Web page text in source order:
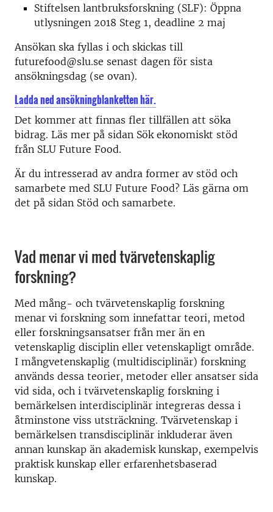
Stiftelsen lantbruksforskning (SLF): Öppna
utlysningen 2018 Steg 1, deadline 2 maj
Ansökan ska fyllas i och skickas till
futurefood@slu.se senast dagen för sista
ansökningsdag (se ovan).
Ladda ned ansökningblanketten här.
Det kommer att finnas fler tillfällen att söka
bidrag. Läs mer på sidan Sök ekonomiskt stöd
från SLU Future Food.
Är du intresserad av andra former av stöd och
samarbete med SLU Future Food? Läs gärna om
det på sidan Stöd och samarbete.
Vad menar vi med tvärvetenskaplig
forskning?
Med mång- och tvärvetenskaplig forskning
menar vi forskning som innefattar teori, metod
eller forskningsansatser från mer än en
vetenskaplig disciplin eller vetenskapligt område.
I mångvetenskaplig (multidisciplinär) forskning
används dessa teorier, metoder eller ansatser sida
vid sida, och i tvärvetenskaplig forskning i
bemärkelsen interdisciplinär integreras dessa i
åtminstone viss utsträckning. Tvärvetenskap i
bemärkelsen transdisciplinär inkluderar även
annan kunskap än akademisk kunskap, exempelvis
praktisk kunskap eller erfarenhetsbaserad
kunskap.